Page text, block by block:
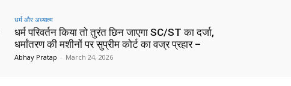
धर्म और अध्यात्म
धर्म परिवर्तन किया तो तुरंत छिन जाएगा SC/ST का दर्जा,
धर्मांतरण की मशीनों पर सुप्रीम कोर्ट का वज्र प्रहार –
Abhay Pratap - March 24, 2026